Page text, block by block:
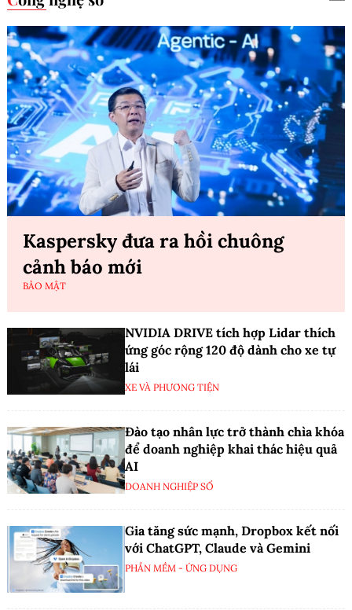
Kaspersky đưa ra hồi chuông
cảnh báo mới
BẢO MẬT
NVIDIA DRIVE tích hợp Lidar thích
ứng góc rộng 120 độ dành cho xe tự
lái
XE VÀ PHƯƠNG TIỆN
Đào tạo nhân lực trở thành chìa khóa
để doanh nghiệp khai thác hiệu quả
AI
DOANH NGHIỆP SỐ
Gia tăng sức mạnh, Dropbox kết nối
với ChatGPT, Claude và Gemini
PHẦN MỀM - ỨNG DỤNG